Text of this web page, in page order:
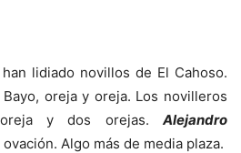
han lidiado novillos de El Cahoso.
oreja y oreja. Los novilleros
oreja y dos orejas. Alejandro
Algo más de media plaza.